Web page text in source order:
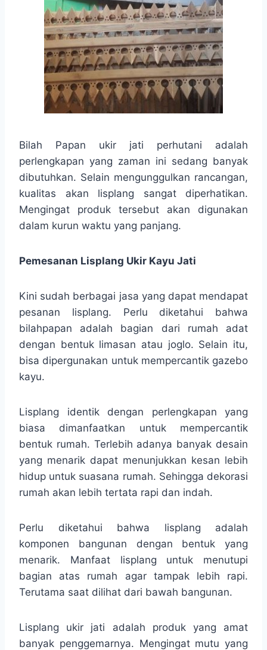
Bilah Papan ukir jati perhutani adalah
perlengkapan yang zaman ini sedang banyak
dibutuhkan. Selain mengunggulkan rancangan,
kualitas akan lisplang sangat diperhatikan.
Mengingat produk tersebut akan digunakan
dalam kurun waktu yang panjang.
Pemesanan Lisplang Ukir Kayu Jati
Kini sudah berbagai jasa yang dapat mendapat
pesanan lisplang. Perlu diketahui bahwa
bilahpapan adalah bagian dari rumah adat
dengan bentuk limasan atau joglo. Selain itu,
bisa dipergunakan untuk mempercantik gazebo
kayu.
Lisplang identik dengan perlengkapan yang
biasa dimanfaatkan untuk mempercantik
bentuk rumah. Terlebih adanya banyak desain
yang menarik dapat menunjukkan kesan lebih
hidup untuk suasana rumah. Sehingga dekorasi
rumah akan lebih tertata rapi dan indah.
Perlu diketahui bahwa lisplang adalah
komponen bangunan dengan bentuk yang
menarik. Manfaat lisplang untuk menutupi
bagian atas rumah agar tampak lebih rapi.
Terutama saat dilihat dari bawah bangunan.
Lisplang ukir jati adalah produk yang amat
banyak penggemarnya. Mengingat mutu yang